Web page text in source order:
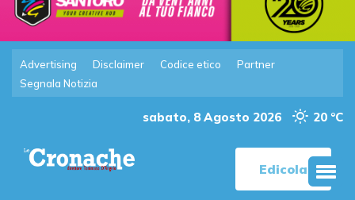
Advertising Disclaimer Codice etico
Partner
Segnala Notizia
sabato, 8 Agosto 2026 20 °C
Edicola